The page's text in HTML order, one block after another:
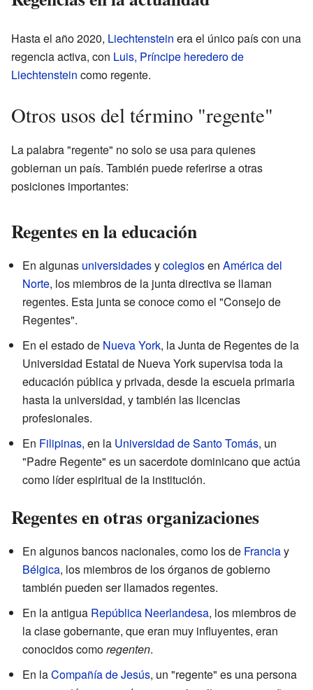
Hasta el año 2020, Liechtenstein era el único país con una
regencia activa, con Luis, Príncipe heredero de
Liechtenstein como regente.
Otros usos del término "regente"
La palabra "regente" no solo se usa para quienes
gobiernan un país. También puede referirse a otras
posiciones importantes:
Regentes en la educación
En algunas universidadesycolegiosen América del
Norte, los miembros de la junta directiva se llaman
regentes. Esta junta se conoce como el "Consejo de
Regentes".
En el estado de Nueva York, la Junta de Regentes de la
Universidad Estatal de Nueva York supervisa toda la
educación pública y privada, desde la escuela primaria
hasta la universidad, y también las licencias
profesionales.
En Filipinas, en la Universidad de Santo Tomás, un
"Padre Regente" es un sacerdote dominicano que actúa
como líder espiritual de la institución.
Regentes en otras organizaciones
En algunos bancos nacionales, como los de Franciay
Bélgica, los miembros de los órganos de gobierno
también pueden ser llamados regentes.
En la antigua República Neerlandesa, los miembros de
la clase gobernante, que eran muy influyentes, eran
conocidos comoregenten.
En laCompañía de Jesús, un "regente" es una persona